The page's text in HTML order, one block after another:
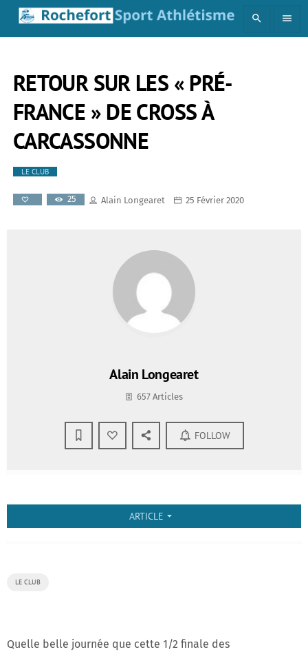
search menu
RETOUR SUR LES « PRÉ-
FRANCE » DE CROSS À
CARCASSONNE
LE CLUB
25 Alain Longearet 25 Février 2020
Alain Longearet
657 Articles
FOLLOW
ARTICLE arrow_drop_down
LE CLUB
Quelle belle journée que cette 1/2 finale des